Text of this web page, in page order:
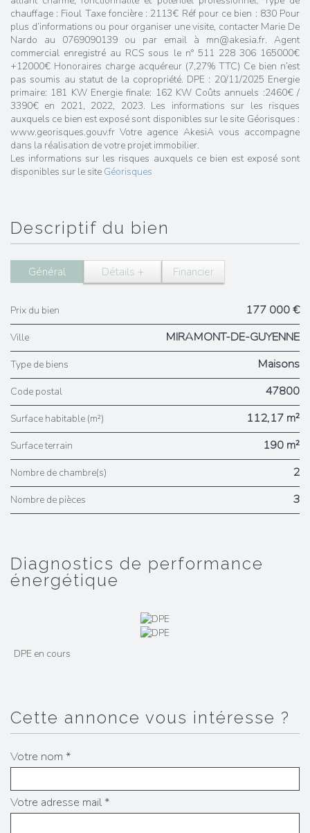
chauffage : Fioul Taxe foncière : 2113€ Réf pour ce bien : 830 Pour
plus d’informations ou pour organiser une visite, contacter Marie De
Nardo au 0769090139 ou par email à mn@akesia.fr. Agent
commercial enregistré au RCS sous le n° 511 228 306 165000€
+12000€ Honoraires charge acquéreur (7,27% TTC) Ce bien n’est
pas soumis au statut de la copropriété. DPE : 20/11/2025 Energie
primaire: 181 KW Energie finale: 162 KW Coûts annuels :2460€ /
3390€ en 2021, 2022, 2023. Les informations sur les risques
auxquels ce bien est exposé sont disponibles sur le site Géorisques :
www.georisques.gouv.fr Votre agence AkesiA vous accompagne
dans la réalisation de votre projet immobilier.
Les informations sur les risques auxquels ce bien est exposé sont
disponibles sur le site Géorisques
descriptif du bien
Général Détails + Financier
Prix du bien 177 000 €
Ville MIRAMONT-DE-GUYENNE
Type de biens Maisons
Code postal 47800
Surface habitable (m²) 112,17 m²
surface terrain 190 m²
Nombre de chambre(s) 2
Nombre de pièces 3
diagnostics de performance
énergétique
DPE en cours
cette annonce vous intéresse ?
Votre nom *
Votre adresse mail *